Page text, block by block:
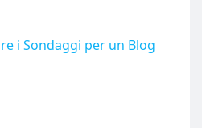
i Sondaggi per un Blog